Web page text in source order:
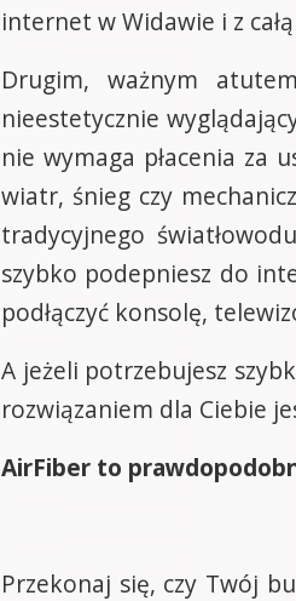
internet w Widawie i z
Drugim, ważnym
nieestetycznie
nie wymaga płacenia za
wiatr, śnieg czy
tradycyjnego
szybko podepniesz do
podłączyć konsolę,
A jeżeli potrzebujesz
rozwiązaniem dla Ciebie
AirFiber to
Przekonaj się, czy Twój